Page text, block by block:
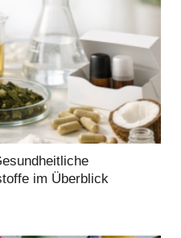
im Überblick